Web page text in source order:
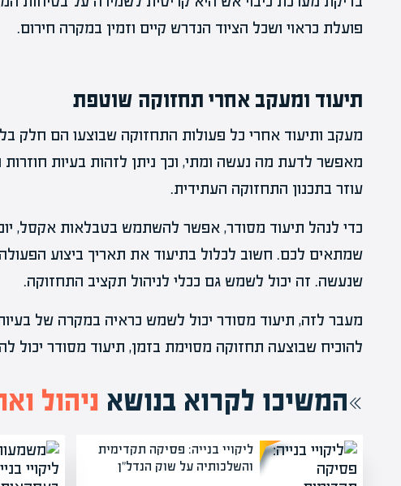
פועלת כראוי ושכל הציוד הנדרש קיים וזמין במקרה חירום.
תיעוד ומעקב אחרי תחזוקה שוטפת
מעקב ותיעוד אחרי כל פעולות התחזוקה שבוצעו הם חלק
מאפשר לדעת מה נעשה ומתי, וכך ניתן לזהות בעיות חוזרות
עוזר בתכנון התחזוקה העתידית.
כדי לנהל תיעוד מסודר, אפשר להשתמש בטבלאות אקסל,
שמתאים לכם. חשוב לכלול בתיעוד את תאריך ביצוע
שנעשה. זה יכול לשמש גם ככלי לניהול תקציב התחזוקה.
מעבר לזה, תיעוד מסודר יכול לשמש כראיה במקרה של
להוכיח שבוצעה תחזוקה מסוימת בזמן, תיעוד מסודר יכול
המשיכו לקרוא בנושא ניהול
ליקויי בנייה: פסיקה תקדימית
והשלכותיה על שוק הנדל"ן